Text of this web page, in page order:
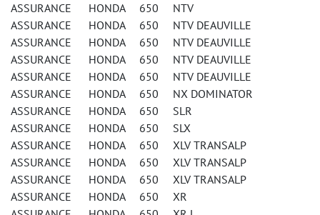
ASSURANCE HONDA 650 NTV
ASSURANCE HONDA 650 NTV DEAUVILLE
ASSURANCE HONDA 650 NTV DEAUVILLE
ASSURANCE HONDA 650 NTV DEAUVILLE
ASSURANCE HONDA 650 NTV DEAUVILLE
ASSURANCE HONDA 650 NX DOMINATOR
ASSURANCE HONDA 650 SLR
ASSURANCE HONDA 650 SLX
ASSURANCE HONDA 650 XLV TRANSALP
ASSURANCE HONDA 650 XLV TRANSALP
ASSURANCE HONDA 650 XLV TRANSALP
ASSURANCE HONDA 650 XR